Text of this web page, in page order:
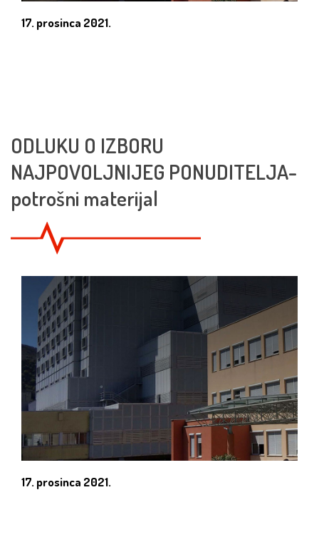
17. prosinca 2021.
ODLUKU O IZBORU
NAJPOVOLJNIJEG PONUDITELJA-
potrošni materijal
17. prosinca 2021.